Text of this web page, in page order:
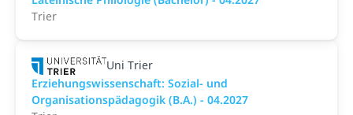
Trier
Uni Trier
Erziehungswissenschaft: Sozial- und
Organisationspädagogik (B.A.) - 04.2027